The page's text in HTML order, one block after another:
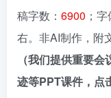
稿字数： 6900 ；
右。非AI制作，附
（我们提供重要
迹等PPT课件，点